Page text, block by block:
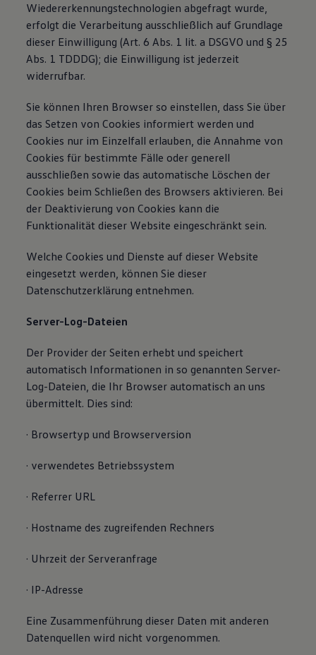
Wiedererkennungstechnologien abgefragt wurde,
erfolgt die Verarbeitung ausschließlich auf Grundlage
dieser Einwilligung (Art. 6 Abs. 1 lit. a DSGVO und § 25
Abs. 1 TDDDG); die Einwilligung ist jederzeit
widerrufbar.
Sie können Ihren Browser so einstellen, dass Sie über
das Setzen von Cookies informiert werden und
Cookies nur im Einzelfall erlauben, die Annahme von
Cookies für bestimmte Fälle oder generell
ausschließen sowie das automatische Löschen der
Cookies beim Schließen des Browsers aktivieren. Bei
der Deaktivierung von Cookies kann die
Funktionalität dieser Website eingeschränkt sein.
Welche Cookies und Dienste auf dieser Website
eingesetzt werden, können Sie dieser
Datenschutzerklärung entnehmen.
Server-Log-Dateien
Der Provider der Seiten erhebt und speichert
automatisch Informationen in so genannten Server-
Log-Dateien, die Ihr Browser automatisch an uns
übermittelt. Dies sind:
· Browsertyp und Browserversion
· verwendetes Betriebssystem
· Referrer URL
· Hostname des zugreifenden Rechners
· Uhrzeit der Serveranfrage
· IP-Adresse
Eine Zusammenführung dieser Daten mit anderen
Datenquellen wird nicht vorgenommen.